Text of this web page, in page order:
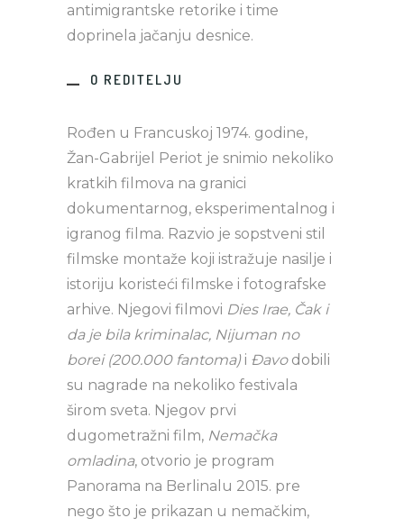
antimigrantske retorike i time
doprinela jačanju desnice.
O REDITELJU
Rođen u Francuskoj 1974. godine,
Žan-Gabrijel Periot je snimio nekoliko
kratkih filmova na granici
dokumentarnog, eksperimentalnog i
igranog filma. Razvio je sopstveni stil
filmske montaže koji istražuje nasilje i
istoriju koristeći filmske i fotografske
arhive. Njegovi filmovi Dies Irae, Čak i
da je bila kriminalac, Nijuman no
borei (200.000 fantoma) i Đavodobili
su nagrade na nekoliko festivala
širom sveta. Njegov prvi
dugometražni film, Nemačka
omladina, otvorio je program
Panorama na Berlinalu 2015. pre
nego što je prikazan u nemačkim,